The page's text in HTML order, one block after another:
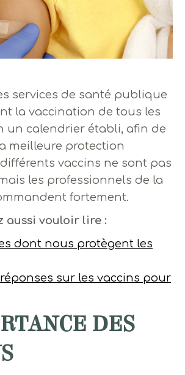
services de santé publique
la vaccination de tous les
un calendrier établi, afin de
meilleure protection
vaccins ne sont pas
les professionnels de la
fortement.
aussi vouloir lire :
dont nous protègent les
sur les vaccins pour
DES